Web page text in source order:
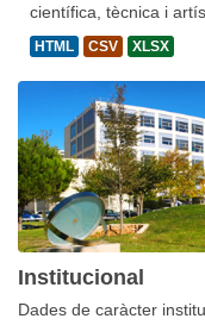
científica, tècnica i
HTML CSV XLSX
Institucional
Dades de caràcter